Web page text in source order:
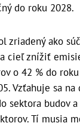
do roku 2028.
zriadený ako
cieľ znížiť
o 42 % do
Vzťahuje sa
sektora budov
Tí musia